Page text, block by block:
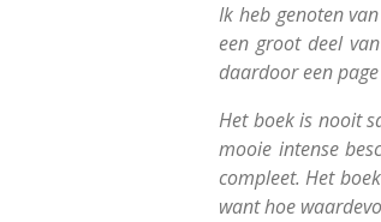
Ik heb genoten
een groot deel
daardoor een
Het boek is nooit
mooie intense
compleet. Het
want hoe